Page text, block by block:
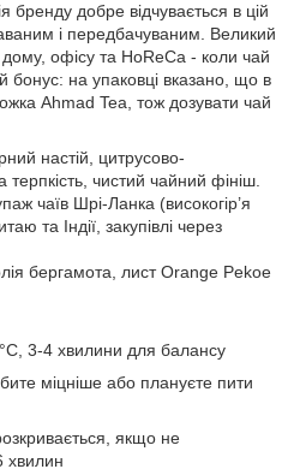
бренду добре відчувається в цій
і передбачуваним. Великий
офісу та HoReCa - коли чай
бонус: на упаковці вказано, що в
Ahmad Tea, тож дозувати чай
настій, цитрусово-
терпкість, чистий чайний фініш.
чаїв Шрі-Ланка (високогір’я
та Індії, закупівлі через
бергамота, лист Orange Pekoe
3-4 хвилини для балансу
міцніше або плануєте пити
якщо не
хвилин